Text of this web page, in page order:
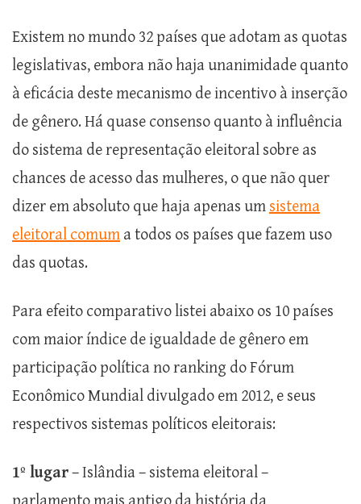
Existem no mundo 32 países que adotam as quotas
legislativas, embora não haja unanimidade quanto
à eficácia deste mecanismo de incentivo à inserção
de gênero. Há quase consenso quanto à influência
do sistema de representação eleitoral sobre as
chances de acesso das mulheres, o que não quer
dizer em absoluto que haja apenas um sistema
eleitoral comum a todos os países que fazem uso
das quotas.
Para efeito comparativo listei abaixo os 10 países
com maior índice de igualdade de gênero em
participação política no ranking do Fórum
Econômico Mundial divulgado em 2012, e seus
respectivos sistemas políticos eleitorais:
1º lugar– Islândia – sistema eleitoral –